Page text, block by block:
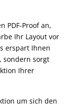
PDF-Proof an,
Ihr Layout vor
erspart Ihnen
sondern sorgt
Ihrer
um sich den